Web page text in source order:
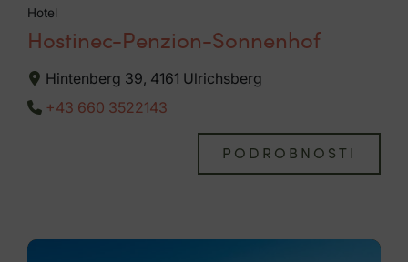
Hotel
Hostinec-Penzion-Sonnenhof
Hintenberg 39, 4161 Ulrichsberg
+43 660 3522143
PODROBNOSTI